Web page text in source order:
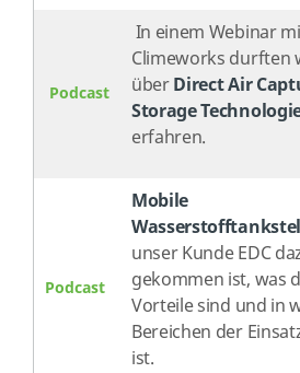
Podcast
In einem Webinar
Climeworks durften
überDirect Air
Storage
erfahren.
Podcast
Mobile
unser Kunde EDC
gekommen ist, was
Vorteile sind und in
Bereichen der
ist.